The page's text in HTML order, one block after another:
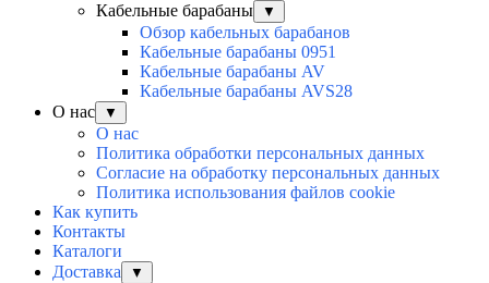
Кабельные барабаны
▼
Обзор кабельных барабанов
Кабельные барабаны 0951
Кабельные барабаны AV
Кабельные барабаны AVS28
О нас
▼
О нас
Политика обработки персональных данных
Согласие на обработку персональных данных
Политика использования файлов cookie
Как купить
Контакты
Каталоги
Доставка
▼